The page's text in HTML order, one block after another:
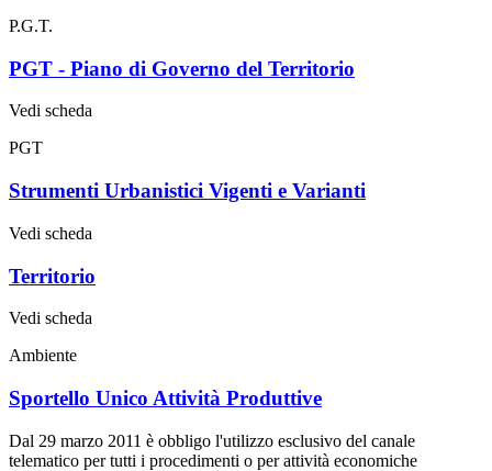
P.G.T.
PGT - Piano di Governo del Territorio
Vedi scheda
PGT
Strumenti Urbanistici Vigenti e Varianti
Vedi scheda
Territorio
Vedi scheda
Ambiente
Sportello Unico Attività Produttive
Dal 29 marzo 2011 è obbligo l'utilizzo esclusivo del canale
telematico per tutti i procedimenti o per attività economiche